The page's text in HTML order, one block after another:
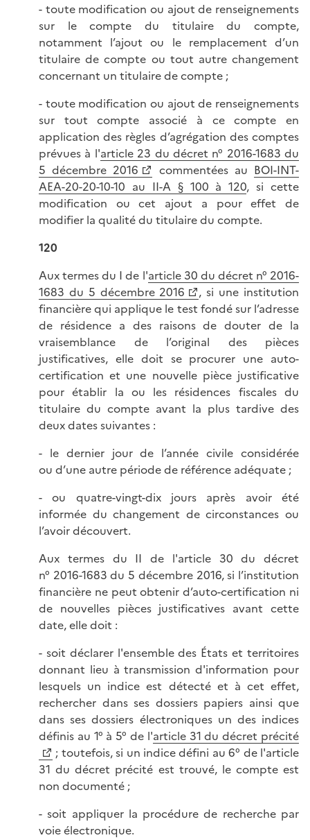
- toute modification ou ajout de renseignements
sur le compte du titulaire du compte,
notamment l’ajout ou le remplacement d’un
titulaire de compte ou tout autre changement
concernant un titulaire de compte ;
- toute modification ou ajout de renseignements
sur tout compte associé à ce compte en
application des règles d’agrégation des comptes
prévues à l'article 23 du décret n° 2016-1683 du
5 décembre 2016
commentées au BOI-INT-
AEA-20-20-10-10 au II-A § 100 à 120, si cette
modification ou cet ajout a pour effet de
modifier la qualité du titulaire du compte.
120
Aux termes du I de l'article 30 du décret n° 2016-
1683 du 5 décembre 2016
, si une institution
financière qui applique le test fondé sur l’adresse
de résidence a des raisons de douter de la
vraisemblance de l’original des pièces
justificatives, elle doit se procurer une auto-
certification et une nouvelle pièce justificative
pour établir la ou les résidences fiscales du
titulaire du compte avant la plus tardive des
deux dates suivantes :
- le dernier jour de l’année civile considérée
ou d’une autre période de référence adéquate ;
- ou quatre-vingt-dix jours après avoir été
informée du changement de circonstances ou
l’avoir découvert.
Aux termes du II de l'article 30 du décret
n° 2016-1683 du 5 décembre 2016, si l’institution
financière ne peut obtenir d’auto-certification ni
de nouvelles pièces justificatives avant cette
date, elle doit :
- soit déclarer l'ensemble des États et territoires
donnant lieu à transmission d'information pour
lesquels un indice est détecté et à cet effet,
rechercher dans ses dossiers papiers ainsi que
dans ses dossiers électroniques un des indices
définis au 1° à 5° de l'article 31 du décret précité
; toutefois, si un indice défini au 6° de l'article
31 du décret précité est trouvé, le compte est
non documenté ;
- soit appliquer la procédure de recherche par
voie électronique.